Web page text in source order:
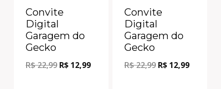
Convite
Digital
Garagem do
Gecko
R$22,99 R$ 12,99
Convite
Digital
Garagem do
Gecko
R$22,99 R$ 12,99